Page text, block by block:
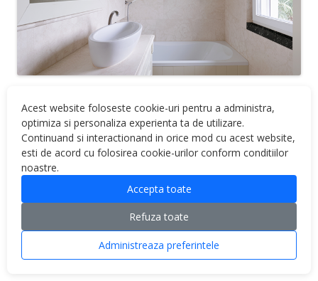
Acest website foloseste cookie-uri pentru a administra,
optimiza si personaliza experienta ta de utilizare.
Continuand si interactionand in orice mod cu acest website,
esti de acord cu folosirea cookie-urilor conform conditiilor
noastre.
Accepta toate
Refuza toate
Administreaza preferintele
Proudly powered by WordPress